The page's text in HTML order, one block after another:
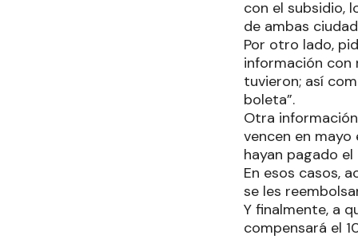
con el subsidio,
de ambas
Por otro lado,
información con
tuvieron; así
boleta”.
Otra
vencen en
hayan pagado el
En esos casos,
se les
Y finalmente, a
compensará el